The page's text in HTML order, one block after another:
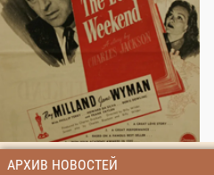
АРХИВ НОВОСТЕЙ